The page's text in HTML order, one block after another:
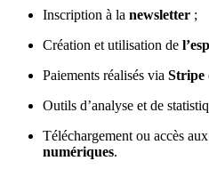
Inscription à la newsletter ;
Création et utilisation de
Paiements réalisés via Stripe
Outils d’analyse et de
Téléchargement ou accès aux
numériques.